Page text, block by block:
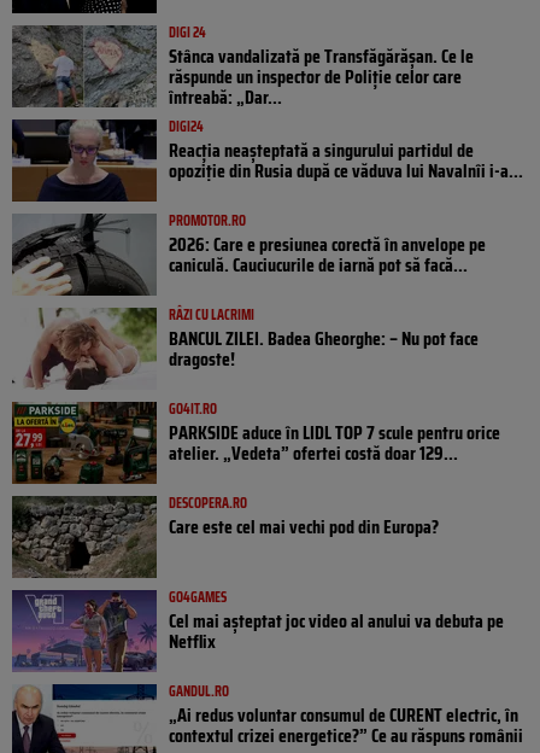
DIGI 24
Stânca vandalizată pe Transfăgărășan. Ce le
răspunde un inspector de Poliție celor care
întreabă: „Dar...
DIGI24
Reacția neașteptată a singurului partidul de
opoziţie din Rusia după ce văduva lui Navalnîi i-a...
PROMOTOR.RO
2026: Care e presiunea corectă în anvelope pe
caniculă. Cauciucurile de iarnă pot să facă...
RÂZI CU LACRIMI
BANCUL ZILEI. Badea Gheorghe: – Nu pot face
dragoste!
GO4IT.RO
PARKSIDE aduce în LIDL TOP 7 scule pentru orice
atelier. „Vedeta” ofertei costă doar 129...
DESCOPERA.RO
Care este cel mai vechi pod din Europa?
GO4GAMES
Cel mai așteptat joc video al anului va debuta pe
Netflix
GANDUL.RO
„Ai redus voluntar consumul de CURENT electric, în
contextul crizei energetice?” Ce au răspuns românii